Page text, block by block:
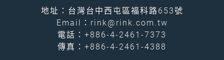
地址：台灣台中西屯區福科路653號
Email： rink@rink.com.tw
電話： +886-4-2461-7373
傳真：+886-4-2461-4388